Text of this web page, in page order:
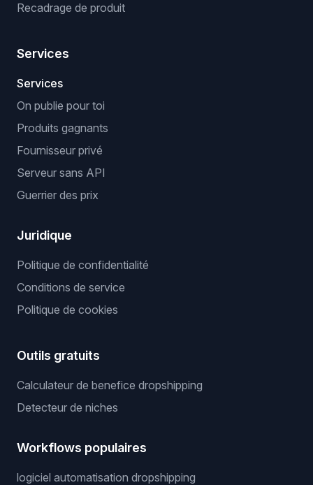
Recadrage de produit
Services
Services
On publie pour toi
Produits gagnants
Fournisseur privé
Serveur sans API
Guerrier des prix
Juridique
Politique de confidentialité
Conditions de service
Politique de cookies
Outils gratuits
Calculateur de benefice dropshipping
Detecteur de niches
Workflows populaires
logiciel automatisation dropshipping